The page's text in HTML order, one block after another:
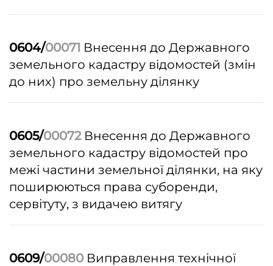
0604/00071 Внесення до Державного
земельного кадастру відомостей (змін
до них) про земельну ділянку
0605/00072Внесення до Державного
земельного кадастру відомостей про
межі частини земельної ділянки, на яку
поширюються права суборенди,
сервітуту, з видачею витягу
0609/00080 Виправлення технічної